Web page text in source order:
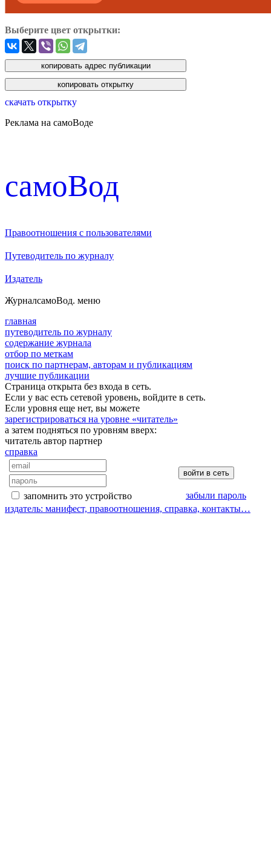
Выберите цвет открытки:
скачать открытку
Реклама на самоВоде
cамоВод
Правоотношения с пользователями
Путеводитель по журналу
Издатель
ЖурналсамоВод. меню
главная
путеводитель по журналу
содержание журнала
отбор по меткам
поиск по партнерам, авторам и публикациям
лучшие публикации
Страница открыта без входа в сеть.
Если у вас есть сетевой уровень, войдите в сеть.
Если уровня еще нет, вы можете
зарегистрироваться на уровне «читатель»
а затем подняться по уровням вверх:
читатель автор партнер
справка
запомнить это устройство
забыли пароль
издатель: манифест, правоотношения, справка, контакты…